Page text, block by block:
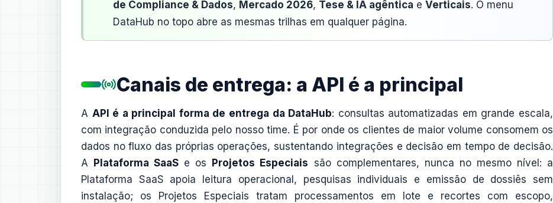
de Compliance & Dados, Mercado 2026, Tese & IA agêntica e Verticais. O menu
DataHub no topo abre as mesmas trilhas em qualquer página.
Canais de entrega: a API é a principal
A API é a principal forma de entrega da DataHub: consultas automatizadas em grande escala,
com integração conduzida pelo nosso time. É por onde os clientes de maior volume consomem os
dados no fluxo das próprias operações, sustentando integrações e decisão em tempo de decisão.
A Plataforma SaaS e os Projetos Especiais são complementares, nunca no mesmo nível: a
Plataforma SaaS apoia leitura operacional, pesquisas individuais e emissão de dossiês sem
instalação; os Projetos Especiais tratam processamentos em lote e recortes com escopo,